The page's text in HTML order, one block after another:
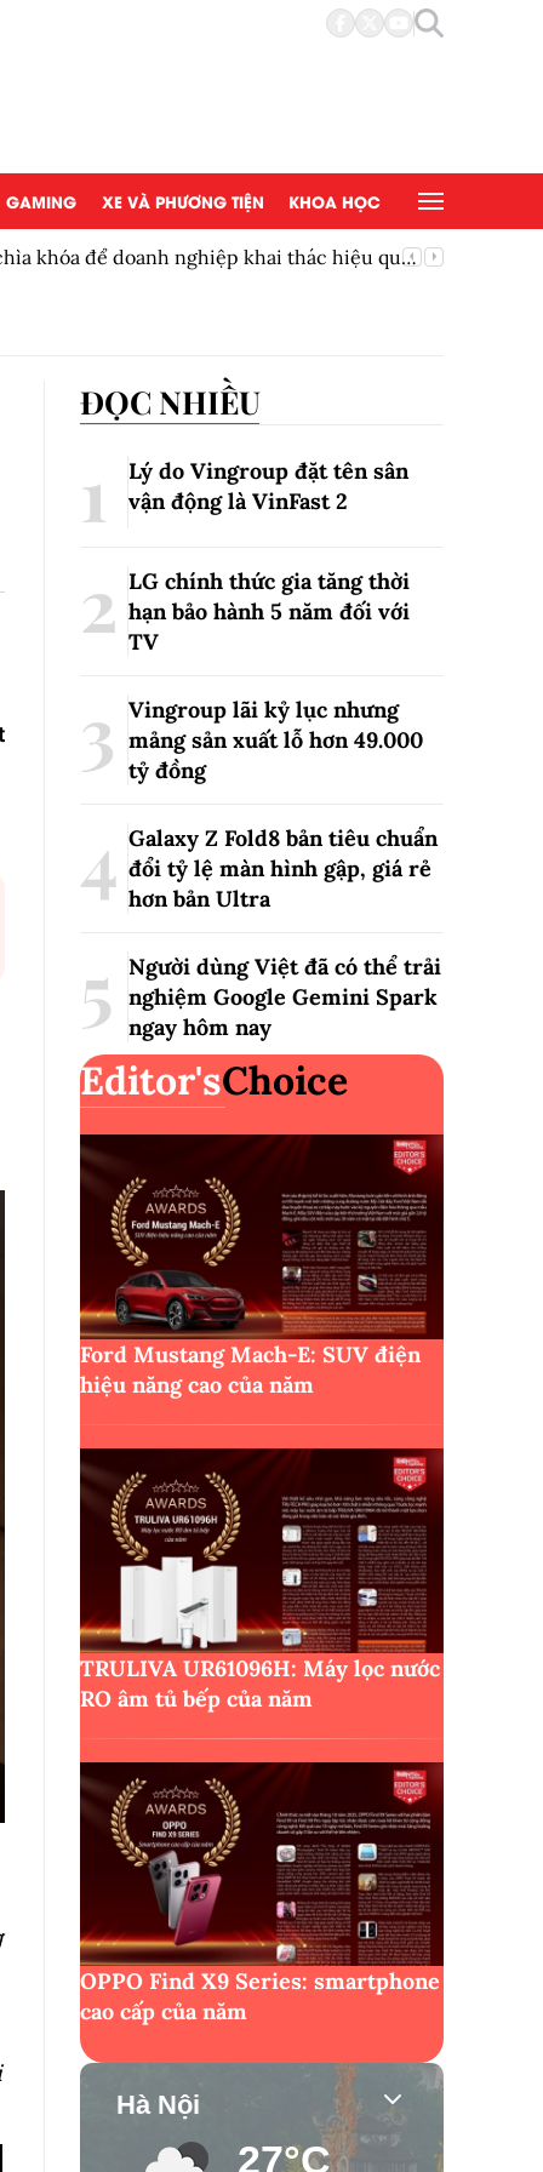
GAMING XE VÀ PHƯƠNG TIỆN KHOA HỌC
khóa để doanh nghiệp khai thác hiệu quả
ĐỌC NHIỀU
Lý do Vingroup đặt tên sân
vận động là VinFast2
LG chính thức gia tăng thời
hạn bảo hành 5 năm đối với
TV
Vingroup lãi kỷ lục nhưng
mảng sản xuất lỗ hơn 49.000
tỷ đồng
Galaxy Z Fold8 bản tiêu chuẩn
đổi tỷ lệ màn hình gập, giá rẻ
hơn bản Ultra
Người dùng Việt đã có thể trải
nghiệm Google Gemini Spark
ngay hôm nay
Editor'sChoice
Ford Mustang Mach-E: SUV điện
hiệu năng cao của năm
TRULIVA UR61096H: Máy lọc nước
RO âm tủ bếp của năm
OPPO Find X9 Series: smartphone
cao cấp của năm
Hà Nội
27°C